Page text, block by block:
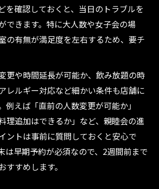
を確認しておくと、当日のトラブルを
できます。特に大人数や女子会の場
の有無が満足度を左右するため、要チ
更や時間延長が可能か、飲み放題の時
レルギー対応など細かい条件も店舗に
例えば「直前の人数変更が可能か」
理追加はできるか」など、親睦会の進
ントは事前に質問しておくと安心で
は早期予約が必須なので、2週間前まで
すすめします。